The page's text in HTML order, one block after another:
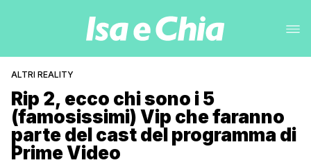
ALTRI REALITY
Rip 2, ecco chi sono i 5
(famosissimi) Vip che faranno
parte del cast del programma di
Prime Video